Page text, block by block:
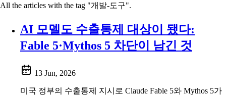
All the articles with the tag "개발-도구".
AI 모델도 수출통제 대상이 됐다:
Fable 5·Mythos 5 차단이 남긴 것
13 Jun, 2026
미국 정부의 수출통제 지시로 Claude Fable 5와 Mythos 5가